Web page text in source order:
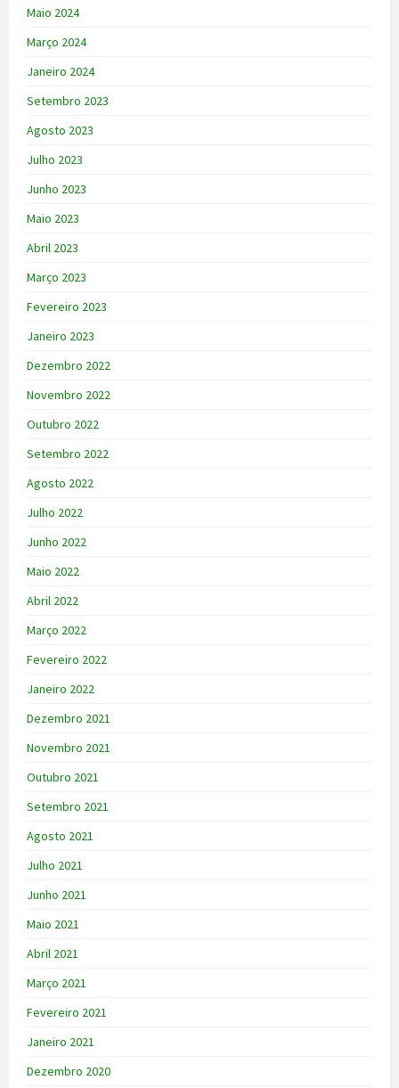
Maio 2024
Março 2024
Janeiro 2024
Setembro 2023
Agosto 2023
Julho 2023
Junho 2023
Maio 2023
Abril 2023
Março 2023
Fevereiro 2023
Janeiro 2023
Dezembro 2022
Novembro 2022
Outubro 2022
Setembro 2022
Agosto 2022
Julho 2022
Junho 2022
Maio 2022
Abril 2022
Março 2022
Fevereiro 2022
Janeiro 2022
Dezembro 2021
Novembro 2021
Outubro 2021
Setembro 2021
Agosto 2021
Julho 2021
Junho 2021
Maio 2021
Abril 2021
Março 2021
Fevereiro 2021
Janeiro 2021
Dezembro 2020